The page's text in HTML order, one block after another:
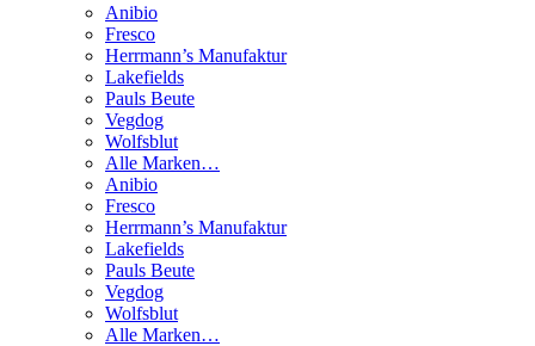
Anibio
Fresco
Herrmann’s Manufaktur
Lakefields
Pauls Beute
Vegdog
Wolfsblut
Alle Marken…
Anibio
Fresco
Herrmann’s Manufaktur
Lakefields
Pauls Beute
Vegdog
Wolfsblut
Alle Marken…